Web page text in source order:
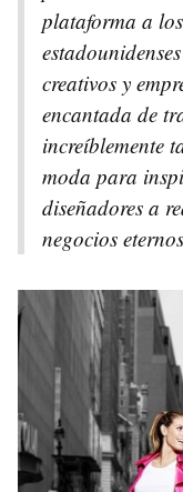
plataforma a
creativos y
encantada de
increíblemente
moda para
diseñadores a
negocios